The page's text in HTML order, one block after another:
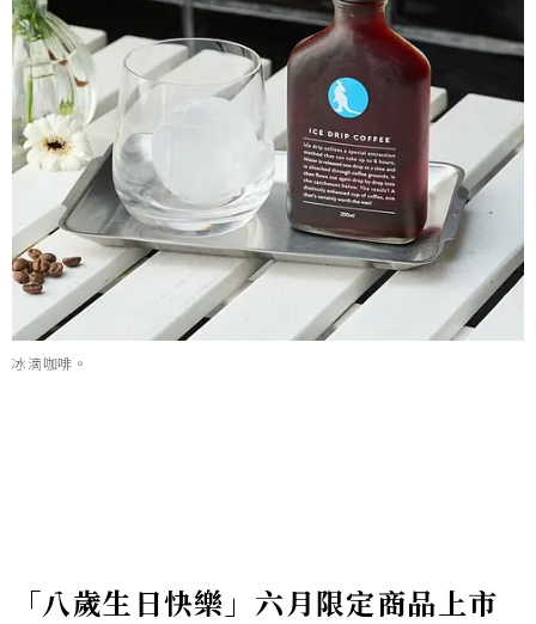
冰滴咖啡。
「八歲生日快樂」六月限定商品上市